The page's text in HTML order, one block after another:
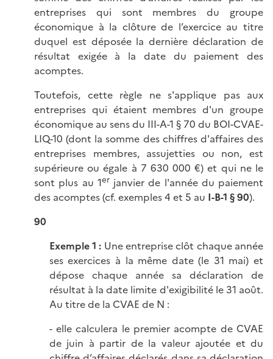
entreprises qui sont membres du groupe
économique à la clôture de l’exercice au titre
duquel est déposée la dernière déclaration de
résultat exigée à la date du paiement des
acomptes.
Toutefois, cette règle ne s'applique pas aux
entreprises qui étaient membres d'un groupe
économique au sens du III-A-1 § 70 du BOI-CVAE-
LIQ-10 (dont la somme des chiffres d'affaires des
entreprises membres, assujetties ou non, est
supérieure ou égale à 7 630 000 €) et qui ne le
sont plus au 1erjanvier de l'année du paiement
des acomptes (cf. exemples 4 et 5 au I-B-1 § 90).
90
Exemple 1 : Une entreprise clôt chaque année
ses exercices à la même date (le 31 mai) et
dépose chaque année sa déclaration de
résultat à la date limite d'exigibilité le 31 août.
Au titre de la CVAE de N :
- elle calculera le premier acompte de CVAE
de juin à partir de la valeur ajoutée et du